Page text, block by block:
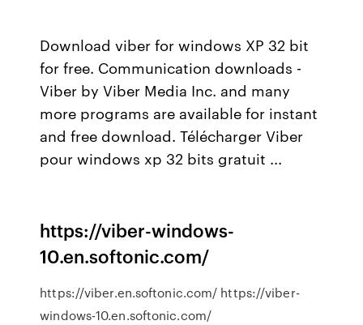
Download viber for windows XP 32 bit
for free. Communication downloads -
Viber by Viber Media Inc. and many
more programs are available for instant
and free download. Télécharger Viber
pour windows xp 32 bits gratuit ...
https://viber-windows-
10.en.softonic.com/
https://viber.en.softonic.com/ https://viber-
windows-10.en.softonic.com/